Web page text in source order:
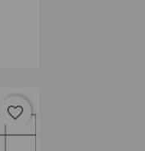
favorite_border